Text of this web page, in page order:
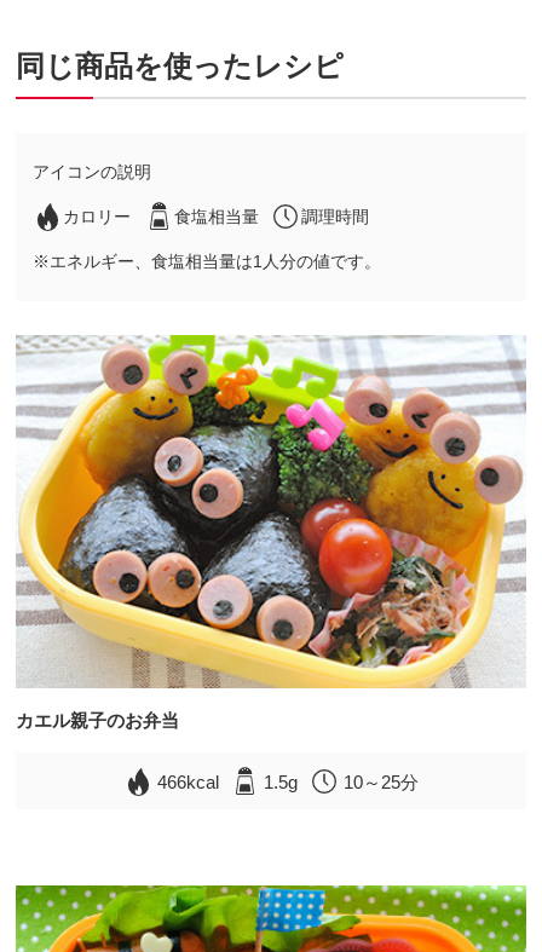
同じ商品を使ったレシピ
アイコンの説明
カロリー 食塩相当量 調理時間
※エネルギー、食塩相当量は1人分の値です。
カエル親子のお弁当
466kcal 1.5g 10～25分